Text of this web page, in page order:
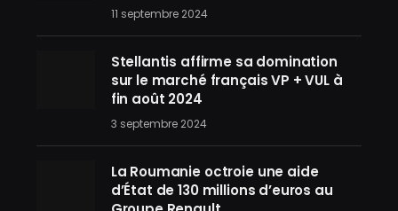
11 septembre 2024
Stellantis affirme sa domination
sur le marché français VP + VUL à
fin août 2024
3 septembre 2024
La Roumanie octroie une aide
d’État de 130 millions d’euros au